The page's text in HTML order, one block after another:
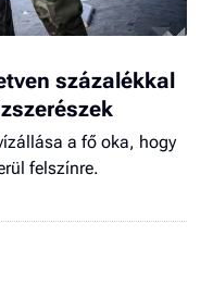
százalékkal
a fő oka, hogy
felszínre.